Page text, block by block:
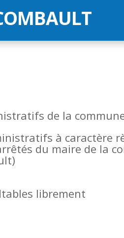
de la
à caractère
du maire de la
librement